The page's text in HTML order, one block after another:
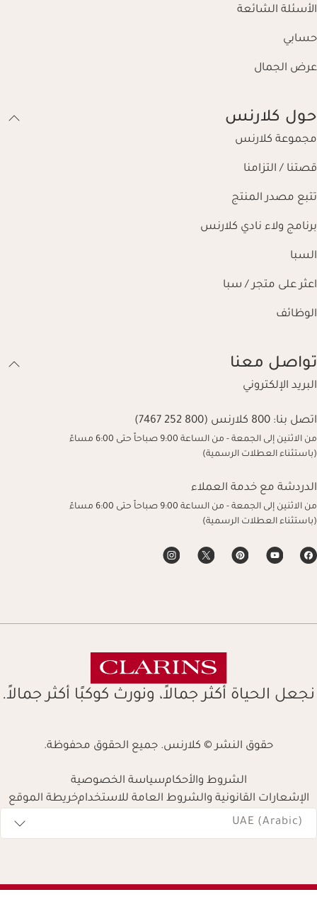
الأسئلة الشائعة
حسابي
عرض الجمال
حول كلارنس
مجموعة كلارنس
قصتنا / التزامنا
تتبع مصدر المنتج
برنامج ولاء نادي كلارنس
السبا
اعثر على متجر / سبا
الوظائف
تواصل معنا
البريد الإلكتروني
اتصل بنا: 800 كلارنس (800 252 7467)
من الاثنين إلى الجمعة - من الساعة 9:00 صباحاً حتى 6:00 مساءً
(باستثناء العطلات الرسمية)
الدردشة مع خدمة العملاء
من الاثنين إلى الجمعة - من الساعة 9:00 صباحاً حتى 6:00 مساءً
(باستثناء العطلات الرسمية)
نجعل الحياة أكثر جمالاً، ونورث كوكبًا أكثر جمالاً.
حقوق النشر © كلارنس. جميع الحقوق محفوظة.
الشروط والأحكامسياسة الخصوصية
الإشعارات القانونية والشروط العامة للاستخدامخريطة الموقع
Navigates to
UAE (Arabic)